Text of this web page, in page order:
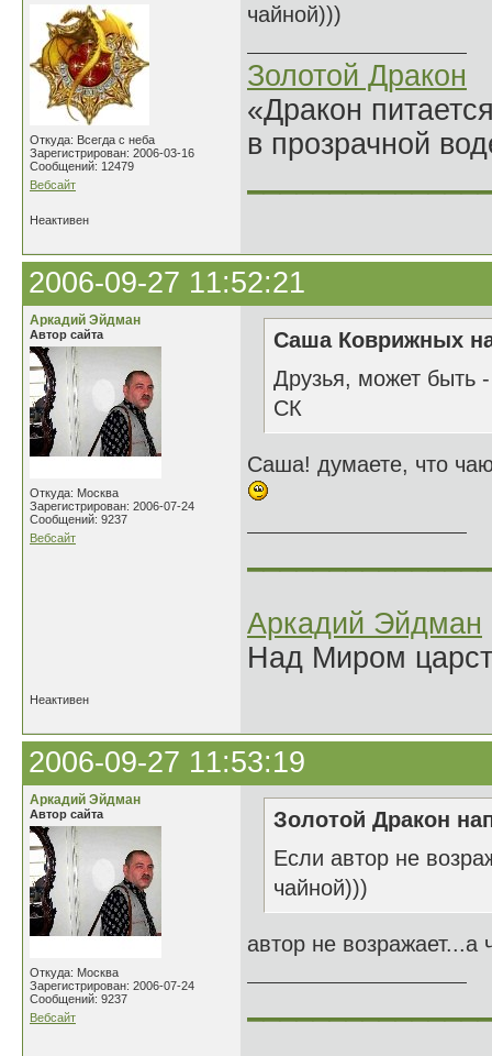
Откуда: Всегда с неба
Зарегистрирован: 2006-03-16
Сообщений: 12479
Вебсайт
чайной)))
Золотой Дракон
«Дракон
в прозрачной
Неактивен
2006-09-27 11:52:21
Аркадий Эйдман
Автор сайта
Откуда: Москва
Зарегистрирован: 2006-07-24
Сообщений: 9237
Вебсайт
Саша Коврижных
Друзья, может быть
СК
Саша! думаете, что
Аркадий Эйдман
Над Миром
Неактивен
2006-09-27 11:53:19
Аркадий Эйдман
Автор сайта
Откуда: Москва
Зарегистрирован: 2006-07-24
Сообщений: 9237
Вебсайт
Золотой Дракон
Если автор не
чайной)))
автор не возражает...а